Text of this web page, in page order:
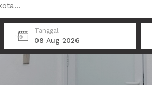
Tanggal
08 Aug 2026